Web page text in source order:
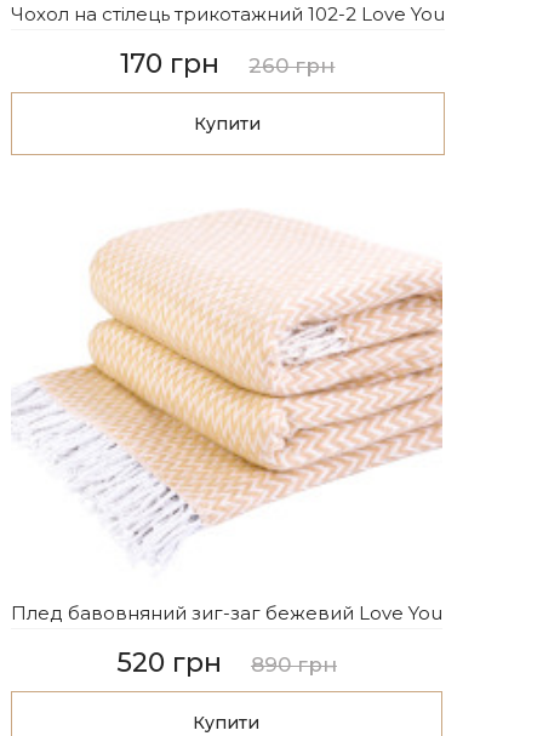
Чохол на стілець трикотажний 102-2 Love You
170 грн 260 грн
Купити
Плед бавовняний зиг-заг бежевий Love You
520 грн 890 грн
Купити